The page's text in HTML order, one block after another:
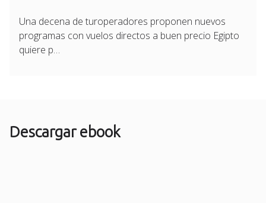
Una decena de turoperadores proponen nuevos
programas con vuelos directos a buen precio Egipto
quiere p…
Descargar ebook